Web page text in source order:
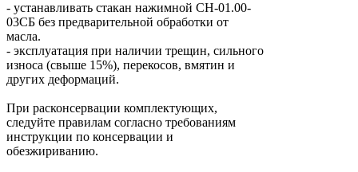
- устанавливать стакан нажимной СН-01.00-
03СБ без предварительной обработки от
масла.
- эксплуатация при наличии трещин, сильного
износа (свыше 15%), перекосов, вмятин и
других деформаций.
При расконсервации комплектующих,
следуйте правилам согласно требованиям
инструкции по консервации и
обезжириванию.